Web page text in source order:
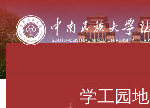
学工园地